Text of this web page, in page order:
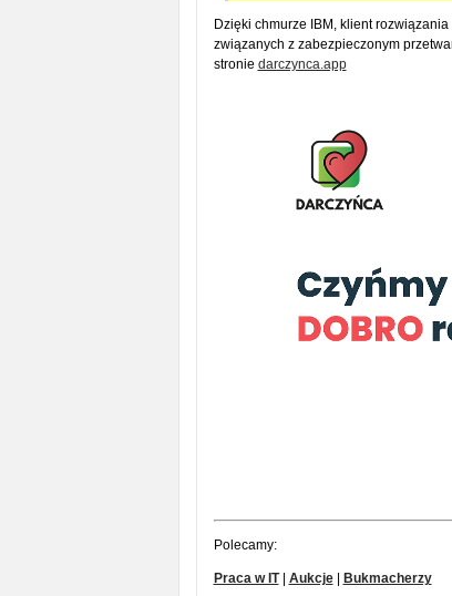
Dzięki chmurze IBM, klient
związanych z zabezpieczonym
stronie darczynca.app
Polecamy:
Praca w IT| Aukcje| Bukmacherzy